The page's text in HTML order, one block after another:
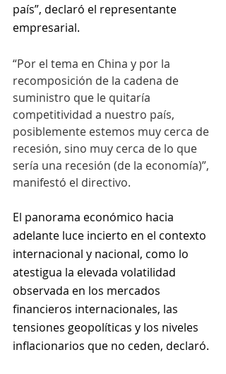
país”, declaró el representante
empresarial.
“Por el tema en China y por la
recomposición de la cadena de
suministro que le quitaría
competitividad a nuestro país,
posiblemente estemos muy cerca de
recesión, sino muy cerca de lo que
sería una recesión (de la economía)”,
manifestó el directivo.
El panorama económico hacia
adelante luce incierto en el contexto
internacional y nacional, como lo
atestigua la elevada volatilidad
observada en los mercados
financieros internacionales, las
tensiones geopolíticas y los niveles
inflacionarios que no ceden, declaró.